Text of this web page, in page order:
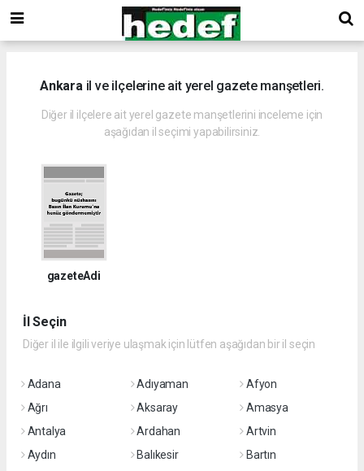
Ankarail ve ilçelerine ait yerel gazete manşetleri.
Diğer il ilçelere ait yerel gazete manşetlerini inceleme için
aşağıdan il seçimi yapabilirsiniz.
gazeteAdi
İl Seçin
Diğer il ile ilgili veriye ulaşmak için lütfen aşağıdan bir il seçin
Adana Adıyaman
Afyon
Ağrı
Aksaray
Amasya
Antalya
Ardahan
Artvin
Aydın
Balıkesir
Bartın